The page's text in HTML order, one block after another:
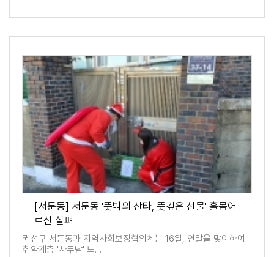
[서둔동] 서둔동 '뜻밖의 산타, 뜻깊은 선물' 홀몸어
르신 살펴
권선구 서둔동과 지역사회보장협의체는 16일, 연말을 맞이하여
취약계층 '사두남' 노…